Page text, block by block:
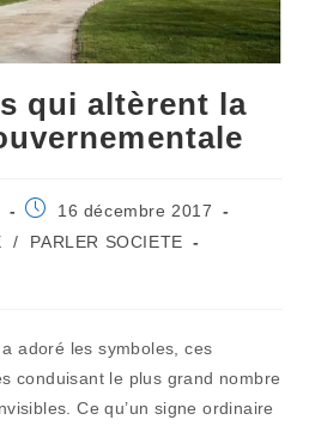
qui altèrent la
Publication
16 décembre 2017
/
PARLER SOCIETE
adoré les symboles, ces
conduisant le plus grand nombre
Ce qu’un signe ordinaire